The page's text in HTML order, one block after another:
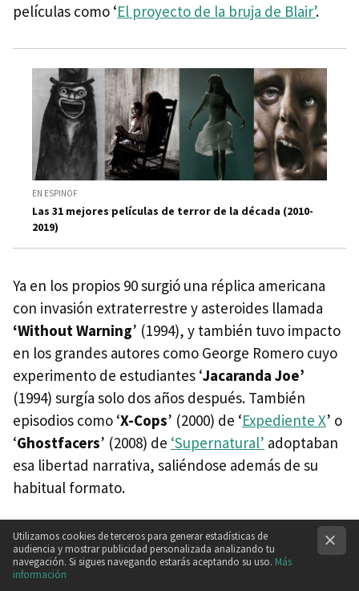
películas como ‘El proyecto de la bruja de Blair’.
EN ESPINOF
Las 31 mejores películas de terror de la década (2010-
2019)
Ya en los propios 90 surgió una réplica americana
con invasión extraterrestre y asteroides llamada
‘Without Warning’ (1994), y también tuvo impacto
en los grandes autores como George Romero cuyo
experimento de estudiantes ‘Jacaranda Joe’
(1994) surgía solo dos años después. También
episodios como ‘X-Cops’ (2000) de ‘Expediente X’ o
‘Ghostfacers’ (2008) de ‘Supernatural’ adoptaban
esa libertad narrativa, saliéndose además de su
habitual formato.
Utilizamos cookies de terceros para generar estadísticas de
audiencia y mostrar publicidad personalizada analizando tu
navegación. Si sigues navegando estarás aceptando su uso. Más
información